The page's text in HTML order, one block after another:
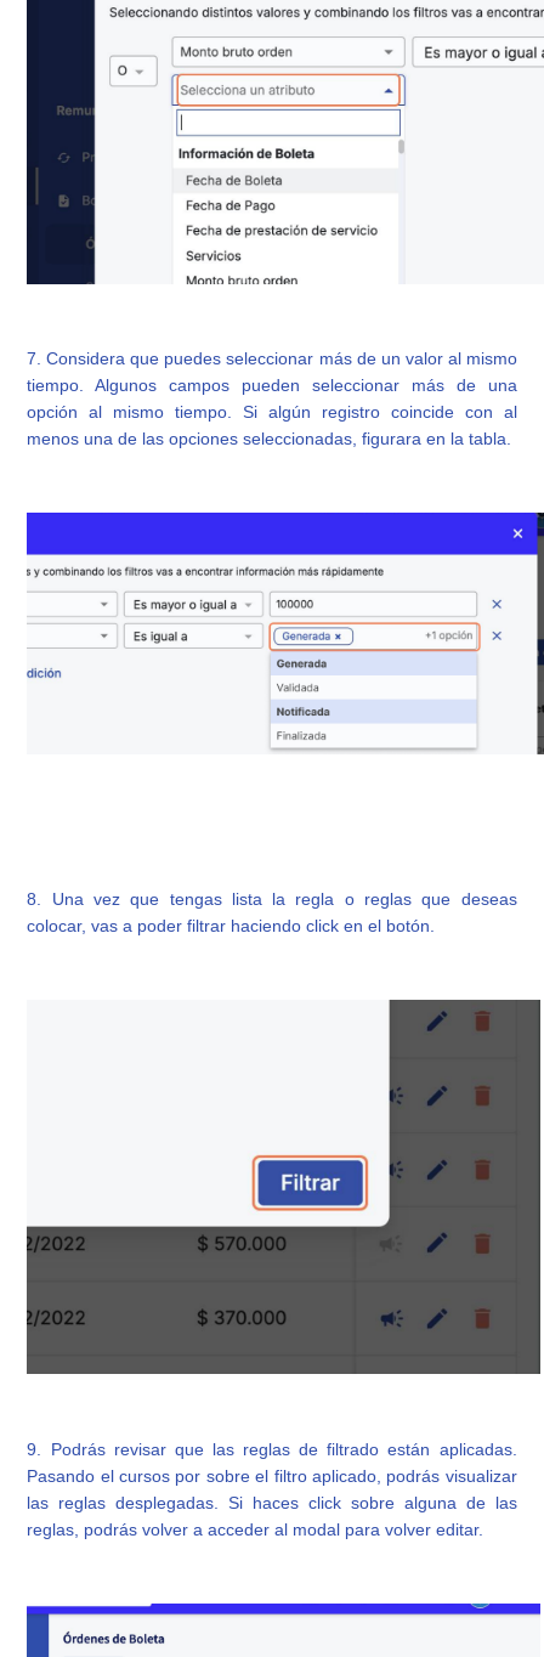
7. Considera que puedes seleccionar más de un valor al mismo
tiempo. Algunos campos pueden seleccionar más de una
opción al mismo tiempo. Si algún registro coincide con al
menos una de las opciones seleccionadas, figurara en la tabla.
8. Una vez que tengas lista la regla o reglas que deseas
colocar, vas a poder filtrar haciendo click en el botón.
9. Podrás revisar que las reglas de filtrado están aplicadas.
Pasando el cursos por sobre el filtro aplicado, podrás visualizar
las reglas desplegadas. Si haces click sobre alguna de las
reglas, podrás volver a acceder al modal para volver editar.